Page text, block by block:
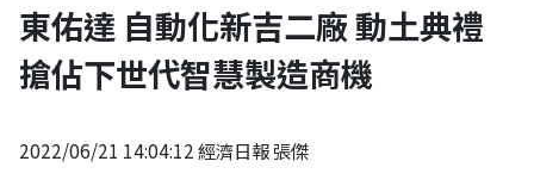
東佑達 自動化新吉二廠 動土典禮
搶佔下世代智慧製造商機
2022/06/21 14:04:12 經濟日報 張傑